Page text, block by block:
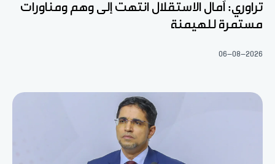
تراوري: آمال الاستقلال انتهت إلى وهم ومناورات
مستمرة للهيمنة
06-08-2026